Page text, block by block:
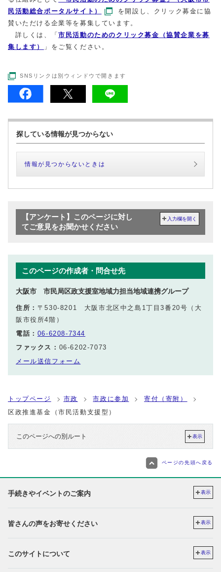
民活動総合ポータルサイト）
を開設し、クリック募金に協
賛いただける企業等を募集しています。
詳しくは、「市民活動のためのクリック募金（協賛企業を募
集します）
」をご覧ください。
SNSリンクは別ウィンドウで開きます
探している情報が見つからない
情報が見つからないときは
【アンケート】このページに対し
てご意見をお聞かせください
入力欄を開く
このページの作成者・問合せ先
大阪市 市民局区政支援室地域力担当地域連携グループ
住所： 〒530-8201 大阪市北区中之島1丁目3番20号（大
阪市役所4階）
電話： 06-6208-7344
ファックス： 06-6202-7073
メール送信フォーム
トップページ 市政 市政に参加
寄付（寄附）
区政推進基金（市民活動支援型）
このページへの別ルート 表示
ページの先頭へ戻る
手続きやイベントのご案内 表示
皆さんの声をお寄せください 表示
このサイトについて 表示